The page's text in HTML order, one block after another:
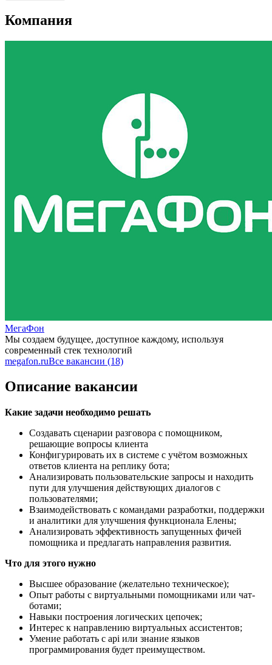
Компания
МегаФон
Мы создаем будущее, доступное каждому, используя
современный стек технологий
megafon.ruВсе вакансии (18)
Описание вакансии
Какие задачи необходимо решать
Создавать сценарии разговора с помощником,
решающие вопросы клиента
Конфигурировать их в системе с учётом возможных
ответов клиента на реплику бота;
Анализировать пользовательские запросы и находить
пути для улучшения действующих диалогов с
пользователями;
Взаимодействовать с командами разработки, поддержки
и аналитики для улучшения функционала Елены;
Анализировать эффективность запущенных фичей
помощника и предлагать направления развития.
Что для этого нужно
Высшее образование (желательно техническое);
Опыт работы с виртуальными помощниками или чат-
ботами;
Навыки построения логических цепочек;
Интерес к направлению виртуальных ассистентов;
Умение работать с api или знание языков
программирования будет преимуществом.